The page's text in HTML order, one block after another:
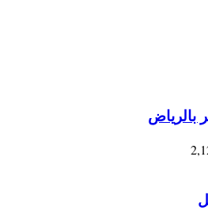
بالرياض